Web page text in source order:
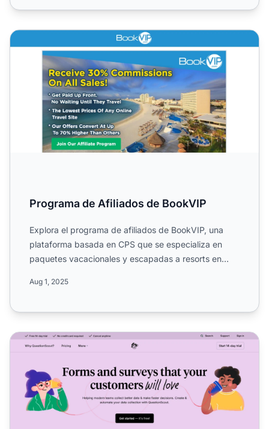
Programa de Afiliados de BookVIP
Programa de Afiliados de BookVIP
Explora el programa de afiliados de BookVIP, una
plataforma basada en CPS que se especializa en
paquetes vacacionales y escapadas a resorts en
Aug 1, 2025
Programa de Afiliados de QuestionScout